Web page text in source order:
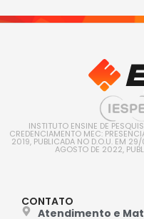
INSTITUTO ENSINE DE
CREDENCIAMENTO MEC:
2019, PUBLICADA NO D.O.U. EM
AGOSTO DE 2022,
CONTATO
Atendimento e